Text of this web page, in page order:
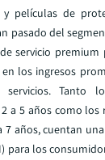
películas de
pasado del
servicio premium
los ingresos
Tanto
a 5 años como
7 años, cuentan
para los